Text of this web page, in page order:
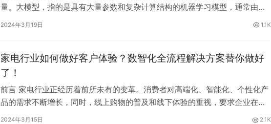
量。大模型，指的是具有大量参数和复杂计算结构的机器学习模型，通常由深
2024年3月19日 1.1K
家电行业如何做好客户体验？数智化全流程解决方案替你做好
了！
前言 家电行业正经历着前所未有的变革。消费者对高端化、智能化、个性化产
品的需求不断增长，同时，线上购物的普及和线下体验的重视，要求企业在售
前、售中、配送和售后阶段提供无缝衔接的服务…
2024年3月15日 2.1K